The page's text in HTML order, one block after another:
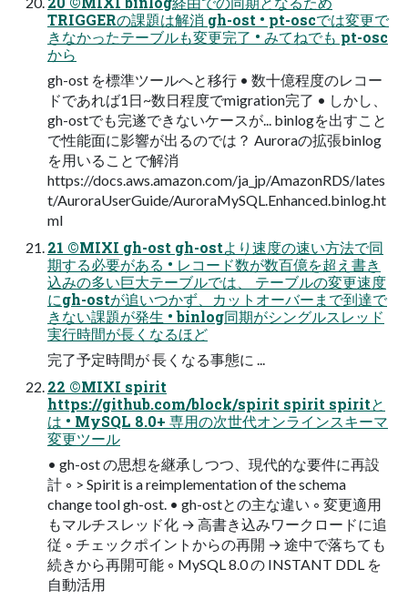
TRIGGERの課題は解消 gh-ost • pt-oscでは変更で
きなかったテーブルも変更完了 • みてねでも pt-osc
から
gh-ost を標準ツールへと移⾏ • 数⼗億程度のレコー
ドであれば1⽇~数⽇程度でmigration完了 • しかし、
gh-ostでも完遂できないケースが... binlogを出すこと
で性能⾯に影響が出るのでは？ Auroraの拡張binlog
を⽤いることで解消
https://docs.aws.amazon.com/ja_jp/AmazonRDS/lates
t/AuroraUserGuide/AuroraMySQL.Enhanced.binlog.ht
ml
21 ©MIXI gh-ost gh-ostより速度の速い⽅法で同
期する必要がある • レコード数が数百億を超え書き
込みの多い巨⼤テーブルでは、 テーブルの変更速度
にgh-ostが追いつかず、カットオーバーまで到達で
きない課題が発⽣ • binlog同期がシングルスレッド
実行時間が長くなるほど
完了予定時間が 長くなる事態に ...
22 ©MIXI spirit
https://github.com/block/spirit spirit spiritと
は • MySQL 8.0+ 専⽤の次世代オンラインスキーマ
変更ツール
• gh-ost の思想を継承しつつ、現代的な要件に再設
計 ◦ > Spirit is a reimplementation of the schema
change tool gh-ost. • gh-ostとの主な違い ◦ 変更適⽤
もマルチスレッド化 → ⾼書き込みワークロードに追
従 ◦ チェックポイントからの再開 → 途中で落ちても
続きから再開可能 ◦ MySQL 8.0 の INSTANT DDL を
⾃動活⽤